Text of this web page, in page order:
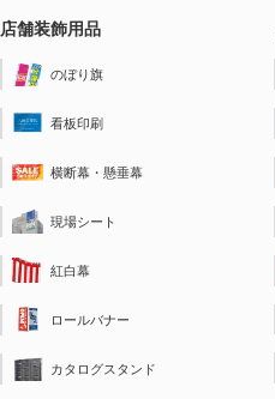
店舗装飾用品
のぼり旗
看板印刷
横断幕・懸垂幕
現場シート
紅白幕
ロールバナー
カタログスタンド